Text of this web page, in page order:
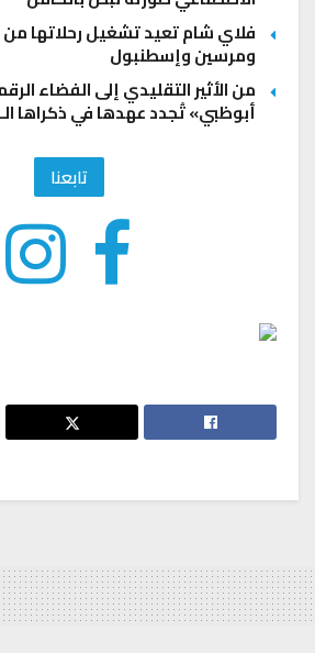
فلاي شام تعيد تشغيل رحلاتها من
ومرسين وإسطنبول
من الأثير التقليدي إلى الفضاء
أبوظبي» تُجدد عهدها في ذكراها الـ 57
تابعنا